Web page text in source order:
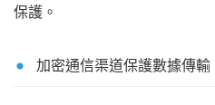
保護。
加密通信渠道保護數據傳輸